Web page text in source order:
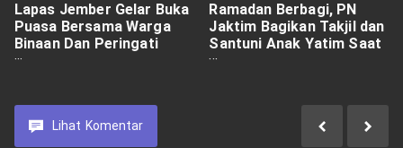
Lapas Jember Gelar Buka
Puasa Bersama Warga
Binaan Dan Peringati
Nuzulul Qur'an
Ramadan Berbagi, PN
Jaktim Bagikan Takjil dan
Santuni Anak Yatim Saat
Bukber
Lihat Komentar